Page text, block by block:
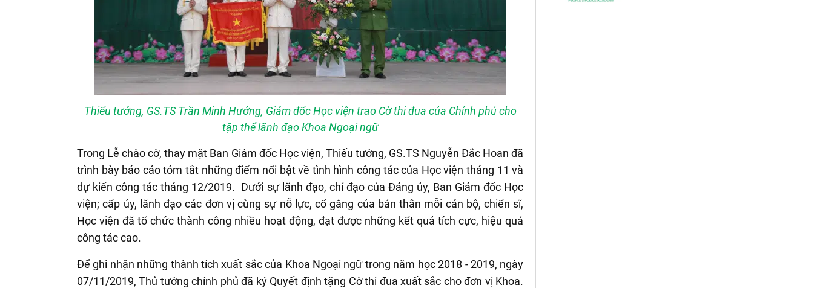
Thiếu tướng, GS.TS Trần Minh Hưởng, Giám đốc Học viện trao Cờ thi đua của Chính phủ cho
tập thể lãnh đạo Khoa Ngoại ngữ
Trong Lễ chào cờ, thay mặt Ban Giám đốc Học viện, Thiếu tướng, GS.TS Nguyễn Đắc Hoan đã
trình bày báo cáo tóm tắt những điểm nổi bật về tình hình công tác của Học viện tháng 11 và
dự kiến công tác tháng 12/2019. Dưới sự lãnh đạo, chỉ đạo của Đảng ủy, Ban Giám đốc Học
viện; cấp ủy, lãnh đạo các đơn vị cùng sự nỗ lực, cố gắng của bản thân mỗi cán bộ, chiến sĩ,
Học viện đã tổ chức thành công nhiều hoạt động, đạt được những kết quả tích cực, hiệu quả
công tác cao.
Để ghi nhận những thành tích xuất sắc của Khoa Ngoại ngữ trong năm học 2018 - 2019, ngày
07/11/2019, Thủ tướng chính phủ đã ký Quyết định tặng Cờ thi đua xuất sắc cho đơn vị Khoa.